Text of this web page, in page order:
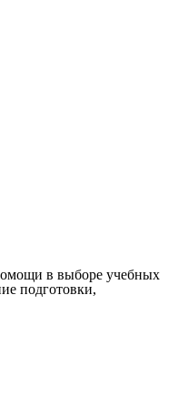
в выборе учебных
подготовки,